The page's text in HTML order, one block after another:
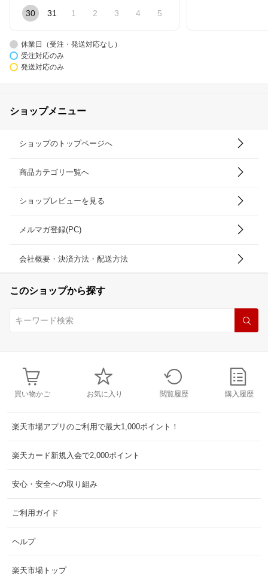
30 31 1 2 3 4 5
休業日（受注・発送対応なし）
受注対応のみ
発送対応のみ
ショップメニュー
ショップのトップページへ
商品カテゴリ一覧へ
ショップレビューを見る
メルマガ登録(PC)
会社概要・決済方法・配送方法
このショップから探す
買い物かご お気に入り 閲覧履歴 購入履歴
楽天市場アプリのご利用で最大1,000ポイント！
楽天カード新規入会で2,000ポイント
安心・安全への取り組み
ご利用ガイド
ヘルプ
楽天市場トップ